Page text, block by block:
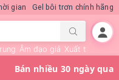
dây đeo Xịt, uống kéo dài thời
Âm đạo giả Xuất tinh sớm